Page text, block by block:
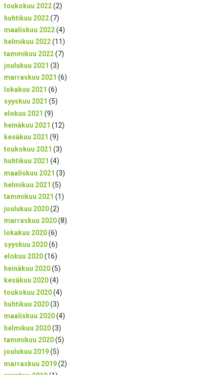
toukokuu 2022(2)
huhtikuu 2022(7)
maaliskuu 2022(4)
helmikuu 2022(11)
tammikuu 2022(7)
joulukuu 2021 (3)
marraskuu 2021 (6)
lokakuu 2021 (6)
syyskuu 2021 (5)
elokuu 2021 (9)
heinäkuu 2021 (12)
kesäkuu 2021 (9)
toukokuu 2021 (3)
huhtikuu 2021 (4)
maaliskuu 2021 (3)
helmikuu 2021 (5)
tammikuu 2021 (1)
joulukuu 2020(2)
marraskuu 2020(8)
lokakuu 2020(6)
syyskuu 2020(6)
elokuu 2020(16)
heinäkuu 2020(5)
kesäkuu 2020(4)
toukokuu 2020(4)
huhtikuu 2020(3)
maaliskuu 2020(4)
helmikuu 2020(3)
tammikuu 2020(5)
joulukuu 2019(5)
marraskuu 2019(2)